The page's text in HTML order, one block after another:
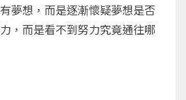
夢想，而是逐漸懷疑夢想是否
，而是看不到努力究竟通往哪